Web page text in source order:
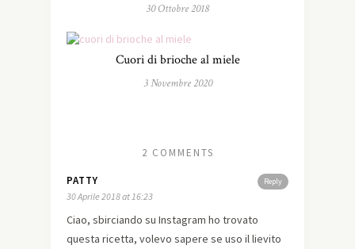
30 Ottobre 2018
Cuori di brioche al miele
3 Novembre 2020
2 COMMENTS
Reply
PATTY
30 Aprile 2018 at 16:23
Ciao, sbirciando su Instagram ho trovato
questa ricetta, volevo sapere se uso il lievito